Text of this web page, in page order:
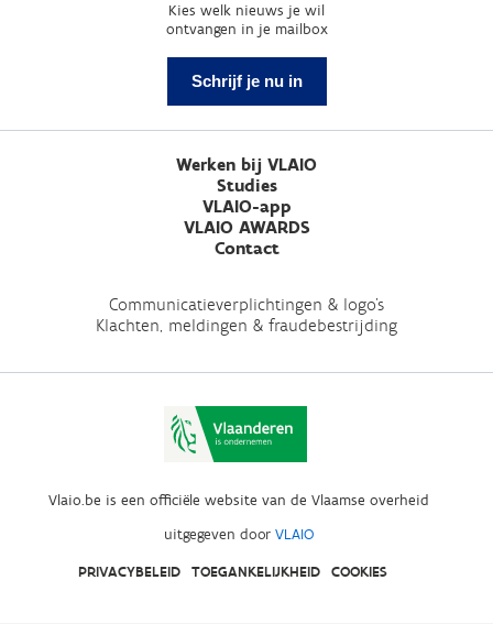
Kies welk nieuws je wil
ontvangen in je mailbox
Schrijf je nu in
Werken bij VLAIO
Studies
VLAIO-app
VLAIO AWARDS
Contact
Communicatieverplichtingen & logo's
Klachten, meldingen & fraudebestrijding
Vlaio.be is een officiële website van de Vlaamse overheid
uitgegeven door VLAIO
PRIVACYBELEID TOEGANKELIJKHEID COOKIES